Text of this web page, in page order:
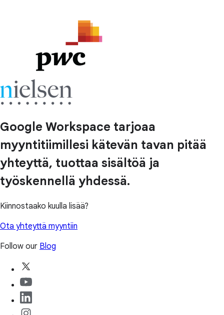
Google Workspace tarjoaa
myyntitiimillesi kätevän tavan pitää
yhteyttä, tuottaa sisältöä ja
työskennellä yhdessä.
Kiinnostaako kuulla lisää?
Ota yhteyttä myyntiin
Follow our Blog